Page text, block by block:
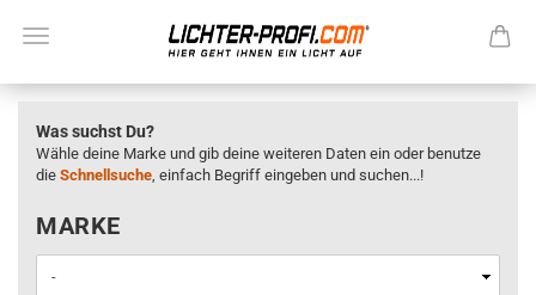
Was suchst Du?
Wähle deine Marke und gib deine weiteren Daten ein oder benutze
die Schnellsuche, einfach Begriff eingeben und suchen...!
MARKE
MARKE